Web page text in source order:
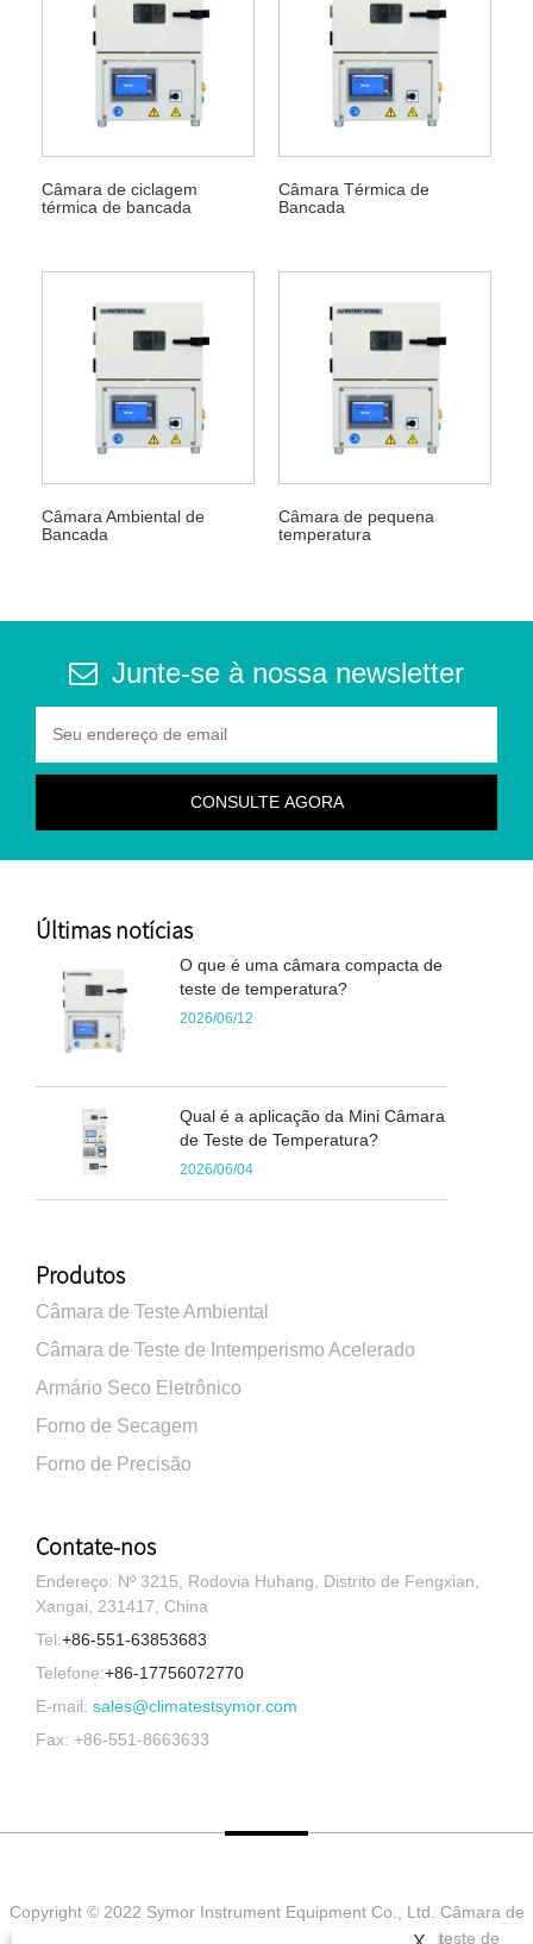
Câmara de ciclagem
térmica de bancada
Câmara Térmica de
Bancada
Câmara Ambiental de
Bancada
Câmara de pequena
temperatura
Junte-se à nossa newsletter
Últimas notícias
O que é uma câmara compacta de
teste de temperatura?
2026/06/12
Qual é a aplicação da Mini Câmara
de Teste de Temperatura?
2026/06/04
Produtos
Câmara de Teste Ambiental
Câmara de Teste de Intemperismo Acelerado
Armário Seco Eletrônico
Forno de Secagem
Forno de Precisão
Contate-nos
Endereço: Nº 3215, Rodovia Huhang, Distrito de Fengxian,
Xangai, 231417, China
Tel:+86-551-63853683
Telefone:+86-17756072770
E-mail: sales@climatestsymor.com
Fax: +86-551-8663633
Copyright © 2022 Symor Instrument Equipment Co., Ltd. Câmara de
teste ambiental, gabinete seco eletrônico, câmara de teste de